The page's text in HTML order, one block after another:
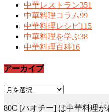
中華レストラン351
中華料理コラム99
中華料理レシピ115
中華料理を学ぶ38
中華料理百科16
アーカイブ
ア
カ
80C [ハオチー] は中華料理